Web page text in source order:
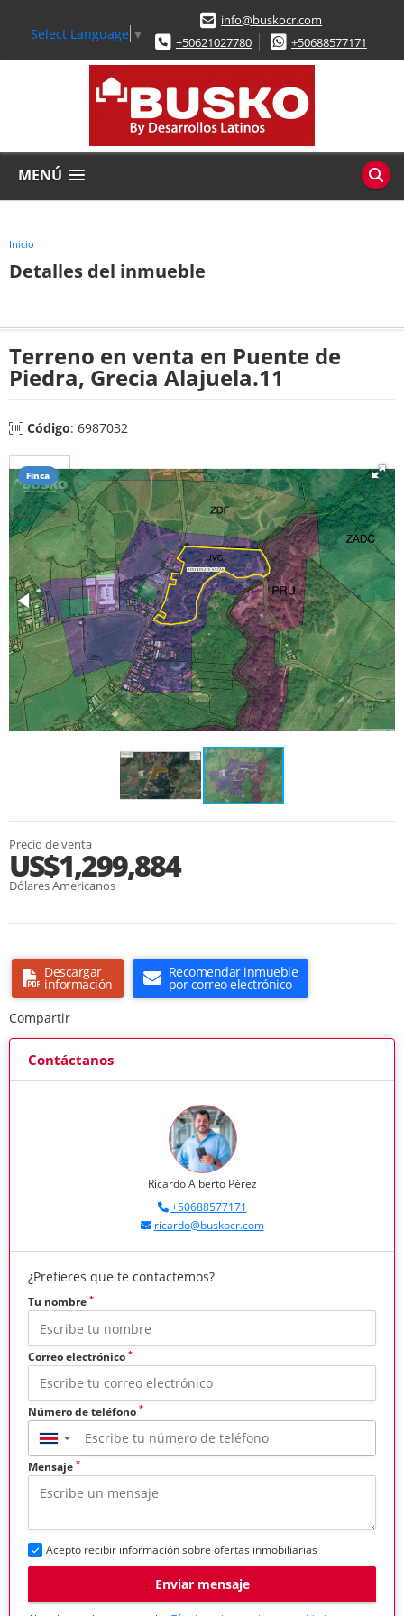
Select Language ▼
info@buskocr.com
+50621027780
+50688577171
MENÚ
Inicio
Detalles del inmueble
Terreno en venta en Puente de
Piedra, Grecia Alajuela.11
Código: 6987032
Finca
Precio de venta
US$1,299,884
Dólares Americanos
Descargar
información
Recomendar inmueble
por correo electrónico
Compartir
Contáctanos
Ricardo Alberto Pérez
+50688577171
ricardo@buskocr.com
¿Prefieres que te contactemos?
Tu nombre *
Correo electrónico *
Número de teléfono *
▼
Mensaje *
Acepto recibir información sobre ofertas inmobiliarias
Enviar mensaje